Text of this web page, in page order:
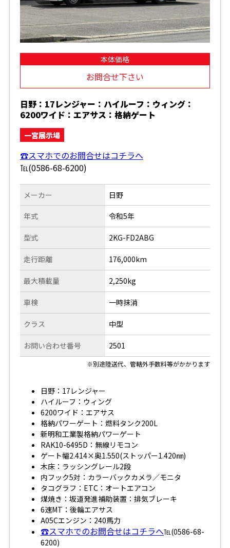
本体価格
お問合せ下さい
日野：17レンジャー：ハイルーフ：ウィング：
6200ワイド：エアサス：格納ゲート
一宮展示場
☎スマホでのお問合せはコチラへ
℡(0586-68-6200)
メーカー
年式
型式
走行距離
日野
令和5年
2KG-FD2ABG
176,000km
最大積載量
車検
クラス
お問い合わせ番号
2,250kg
一時抹消
中型
2501
※別途陸送代、管轄外手数料等がかかります
日野：17レンジャー
ハイルーフ：ウィング
6200ワイド：エアサス
格納パワーゲート：燃料タンク200L
新明和工業製格納パワーゲート
RAK10-6495D：無線リモコン
ゲート幅2.414×奥1.550(ストッパー1.420㎜)
木床：ラッシングレール2段
内フック5対：カラーバックカメラ／モニタ
タコグラフ：ETC：オートエアコン
煤焼き：坂道発進補助装置：排気ブレーキ
6速MT：後輪エアサス
A05Cエンジン：240馬力
☎スマホでのお問合せはコチラへ℡(0586-68-
6200)